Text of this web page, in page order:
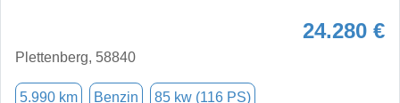
24.280 €
Plettenberg, 58840
5.990 km Benzin 85 kw (116 PS)